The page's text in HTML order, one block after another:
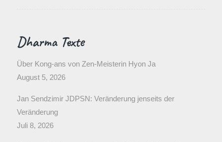
Dharma Texte
Über Kong-ans von Zen-Meisterin Hyon Ja
August 5, 2026
Jan Sendzimir JDPSN: Veränderung jenseits der
Veränderung
Juli 8, 2026